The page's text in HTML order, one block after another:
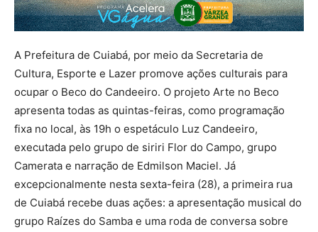
A Prefeitura de Cuiabá, por meio da Secretaria de
Cultura, Esporte e Lazer promove ações culturais para
ocupar o Beco do Candeeiro. O projeto Arte no Beco
apresenta todas as quintas-feiras, como programação
fixa no local, às 19h o espetáculo Luz Candeeiro,
executada pelo grupo de siriri Flor do Campo, grupo
Camerata e narração de Edmilson Maciel. Já
excepcionalmente nesta sexta-feira (28), a primeira rua
de Cuiabá recebe duas ações: a apresentação musical do
grupo Raízes do Samba e uma roda de conversa sobre